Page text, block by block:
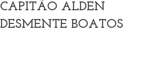
CAPITÃO ALDEN
DESMENTE BOATOS